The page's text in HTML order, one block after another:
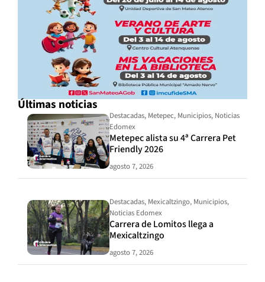
Últimas noticias
Destacadas, Metepec, Municipios, Noticias
Edomex
Metepec alista su 4ª Carrera Pet
Friendly 2026
agosto 7, 2026
Destacadas, Mexicaltzingo, Municipios,
Noticias Edomex
Carrera de Lomitos llega a
Mexicaltzingo
agosto 7, 2026